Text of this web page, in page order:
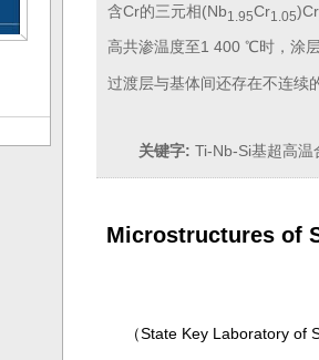
含Cr的三元相(Nb1.95Cr1.05)Cr
高共渗温度至1 400 ℃时，涂
过渡层与基体间还存在不连续
关键字: Ti-Nb-Si基超高温
Microstructures of
（State Key Laboratory of